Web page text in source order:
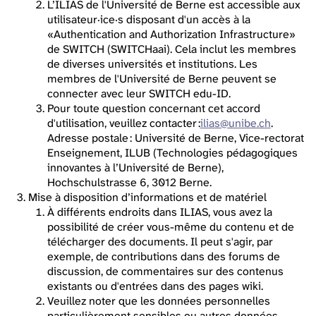
L’ILIAS de l'Université de Berne est accessible aux
utilisateur·ice·s disposant d'un accès à la
«Authentication and Authorization Infrastructure»
de SWITCH (SWITCHaai). Cela inclut les membres
de diverses universités et institutions. Les
membres de l'Université de Berne peuvent se
connecter avec leur SWITCH edu-ID.
Pour toute question concernant cet accord
d'utilisation, veuillez contacter :ilias@unibe.ch.
Adresse postale : Université de Berne, Vice-rectorat
Enseignement, ILUB (Technologies pédagogiques
innovantes à l’Université de Berne),
Hochschulstrasse 6, 3012 Berne.
Mise à disposition d’informations et de matériel
À différents endroits dans ILIAS, vous avez la
possibilité de créer vous-même du contenu et de
télécharger des documents. Il peut s'agir, par
exemple, de contributions dans des forums de
discussion, de commentaires sur des contenus
existants ou d'entrées dans des pages wiki.
Veuillez noter que les données personnelles